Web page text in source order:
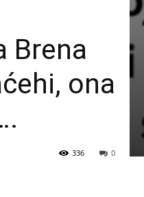
Brena
ona
0
336